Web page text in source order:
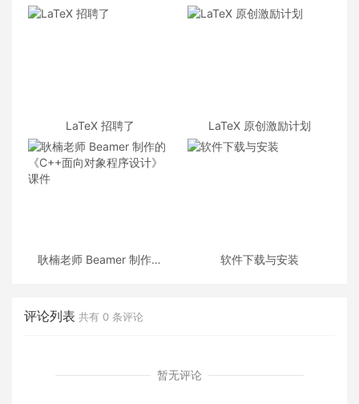
LaTeX 招聘了 LaTeX 原创激励计划
耿楠老师 Beamer 制作的
软件下载与安装
评论列表 共有 0 条评论
暂无评论